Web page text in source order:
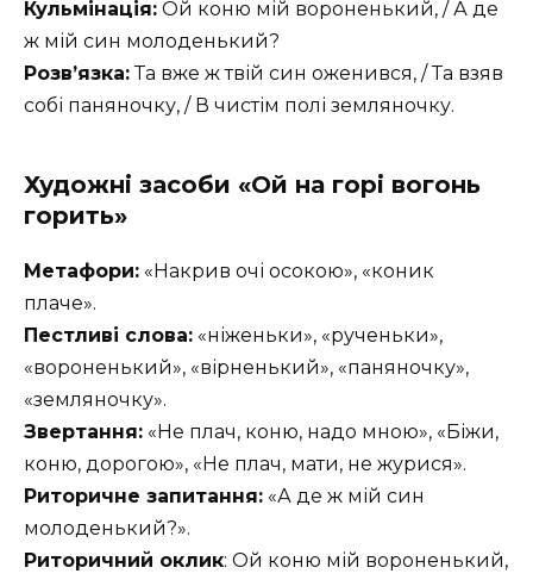
Кульмінація: Ой коню мій вороненький, / А де
ж мій син молоденький?
Розв’язка:Та вже ж твій син оженився, / Та взяв
собі паняночку, / В чистім полі земляночку.
Художні засоби «Ой на горі вогонь
горить»
Метафори: «Накрив очі осокою», «коник
плаче».
Пестливі слова: «ніженьки», «рученьки»,
«вороненький», «вірненький», «паняночку»,
«земляночку».
Звертання: «Не плач, коню, надо мною», «Біжи,
коню, дорогою», «Не плач, мати, не журися».
Риторичне запитання: «А де ж мій син
молоденький?».
Риторичний оклик: Ой коню мій вороненький,